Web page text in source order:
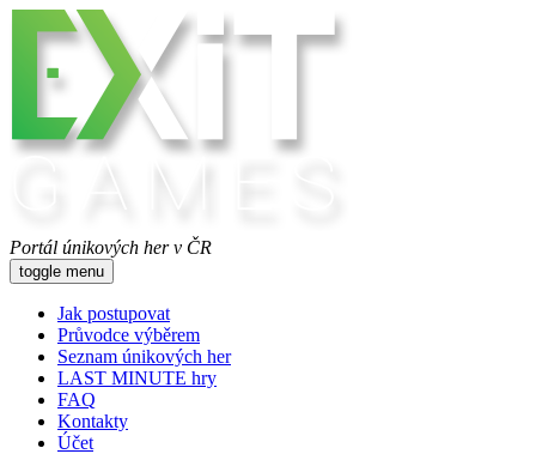
Portál únikových her v ČR
toggle menu
Jak postupovat
Průvodce výběrem
Seznam únikových her
LAST MINUTE hry
FAQ
Kontakty
Účet